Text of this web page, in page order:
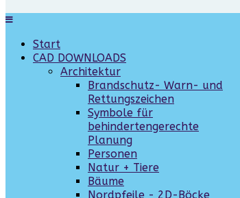
Start
CAD DOWNLOADS
Architektur
Brandschutz- Warn- und
Rettungszeichen
Symbole für
behindertengerechte
Planung
Personen
Natur + Tiere
Bäume
Nordpfeile - 2D-Böcke